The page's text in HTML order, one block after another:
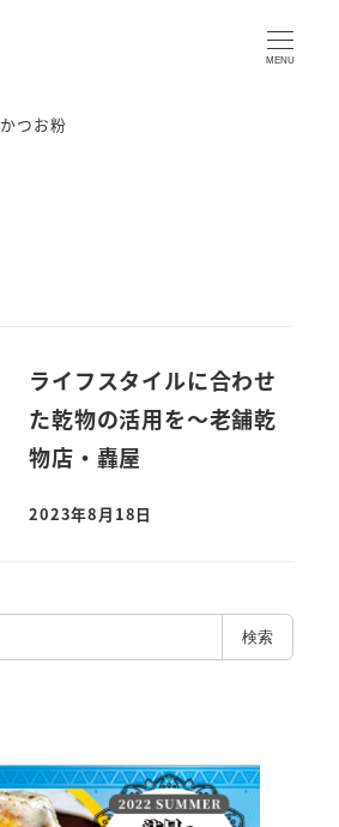
MENU
かつお粉
ライフスタイルに合わせ
た乾物の活用を～老舗乾
物店・轟屋
2023年8月18日
検索